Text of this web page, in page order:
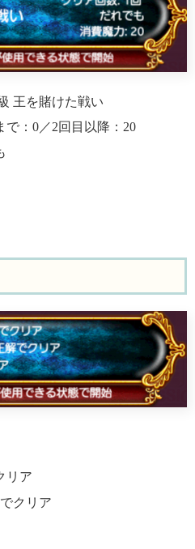
王を賭けた戦い
：0／2回目以降：20
リア
クリア